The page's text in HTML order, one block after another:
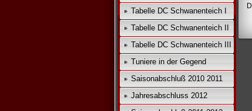
Tabelle DC Schwanenteich I
Tabelle DC Schwanenteich II
Tabelle DC Schwanenteich III
Tuniere in der Gegend
Saisonabschluß 2010 2011
Jahresabschluss 2012
*